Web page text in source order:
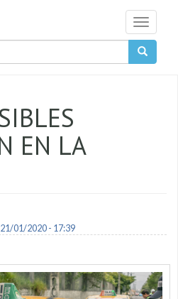
Toggle
EN LA
01/2020 - 17:39